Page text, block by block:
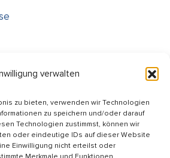
verwalten
zu bieten, verwenden wir Technologien
zu speichern und/oder darauf
Technologien zustimmst, können wir
oder eindeutige IDs auf dieser Website
Einwilligung nicht erteilst oder